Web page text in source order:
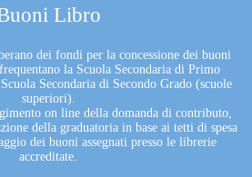
Libro
dei fondi per la concessione dei buoni
la Scuola Secondaria di Primo
Secondaria di Secondo Grado (scuole
superiori).
on line della domanda di contributo,
della graduatoria in base ai tetti di spesa
dei buoni assegnati presso le librerie
accreditate.